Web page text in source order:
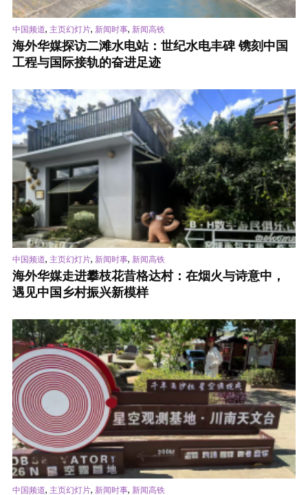
中国频道, 主页幻灯片, 新闻时事, 新闻高铁
海外华媒探访二滩水电站：世纪水电丰碑 镌刻中国
工程与国际接轨的奋进足迹
中国频道, 主页幻灯片, 新闻时事, 新闻高铁
海外华媒走进攀枝花昔格达村：在烟火与诗意中，
遇见中国乡村振兴新模样
中国频道, 主页幻灯片, 新闻时事, 新闻高铁